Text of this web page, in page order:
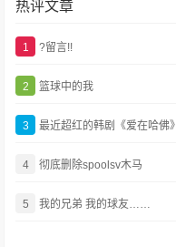
热评文章
1 ?留言!!
2 篮球中的我
3 最近超红的韩剧《爱在哈佛》
4 彻底删除spoolsv木马
5 我的兄弟 我的球友……